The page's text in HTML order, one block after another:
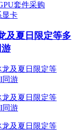
及夏日限定等多